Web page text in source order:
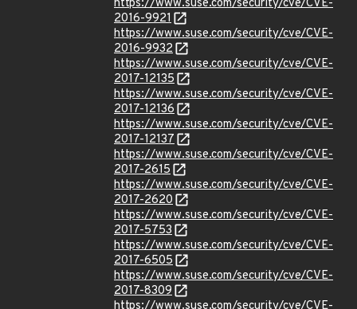
https://www.suse.com/security/cve/CVE-
2016-9921
https://www.suse.com/security/cve/CVE-
2016-9932
https://www.suse.com/security/cve/CVE-
2017-12135
https://www.suse.com/security/cve/CVE-
2017-12136
https://www.suse.com/security/cve/CVE-
2017-12137
https://www.suse.com/security/cve/CVE-
2017-2615
https://www.suse.com/security/cve/CVE-
2017-2620
https://www.suse.com/security/cve/CVE-
2017-5753
https://www.suse.com/security/cve/CVE-
2017-6505
https://www.suse.com/security/cve/CVE-
2017-8309